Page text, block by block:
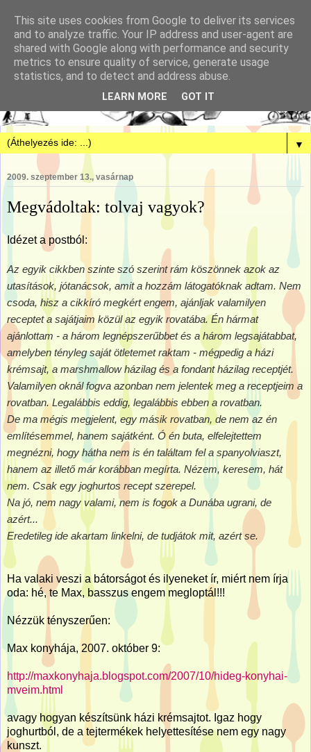
▼
2009. szeptember 13., vasárnap
Megvádoltak: tolvaj vagyok?
Idézet a postból:
Az egyik cikkben szinte szó szerint rám köszönnek azok az
utasítások, jótanácsok, amit a hozzám látogatóknak adtam. Nem
csoda, hisz a cikkíró megkért engem, ajánljak valamilyen
receptet a sajátjaim közül az egyik rovatába. Én hármat
ajánlottam - a három legnépszerűbbet és a három legsajátabbat,
amelyben tényleg saját ötletemet raktam - mégpedig a házi
krémsajt, a marshmallow házilag és a fondant házilag receptjét.
Valamilyen oknál fogva azonban nem jelentek meg a receptjeim a
rovatban. Legalábbis eddig, legalábbis ebben a rovatban.
De ma mégis megjelent, egy másik rovatban, de nem az én
említésemmel, hanem sajátként. Ó én buta, elfelejtettem
megnézni, hogy hátha nem is én találtam fel a spanyolviaszt,
hanem az illető már korábban megírta. Nézem, keresem, hát
nem. Csak egy joghurtos recept szerepel.
Na jó, nem nagy valami, nem is fogok a Dunába ugrani, de
azért...
Eredetileg ide akartam linkelni, de tudjátok mit, azért se.
Ha valaki veszi a bátorságot és ilyeneket ír, miért nem írja
oda: hé, te Max, basszus engem megloptál!!!
Nézzük tényszerűen:
Max konyhája, 2007. október 9:
http://maxkonyhaja.blogspot.com/2007/10/hideg-konyhai-
mveim.html
avagy hogyan készítsünk házi krémsajtot. Igaz hogy
joghurtból, de a tejtermékek helyettesítése nem egy nagy
kunszt.
This site uses cookies from Google to deliver its services
and to analyze traffic. Your IP address and user-agent are
shared with Google along with performance and security
metrics to ensure quality of service, generate usage
statistics, and to detect and address abuse.
LEARN MORE GOT IT